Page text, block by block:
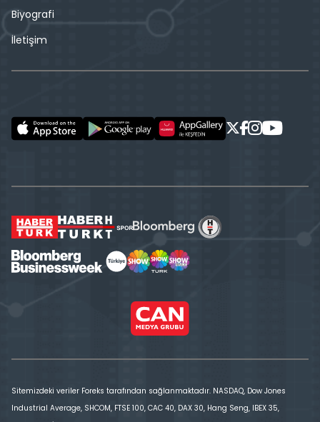
Biyografi
İletişim
Sitemizdeki veriler Foreks tarafından sağlanmaktadır. NASDAQ, Dow Jones
Industrial Average, SHCOM, FTSE 100, CAC 40, DAX 30, Hang Seng, IBEX 35,